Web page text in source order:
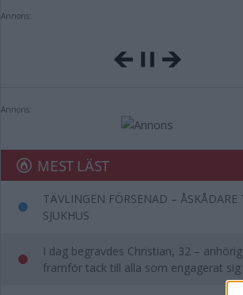
Annons:
Annons:
MEST LÄST
TÄVLINGEN FÖRSENAD – ÅSKÅDARE
SJUKHUS
I dag begravdes Christian, 32 –
framför tack till alla som engagerat sig